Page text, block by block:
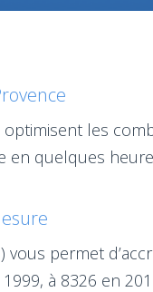
les
en quelques
permet
à 8326 en